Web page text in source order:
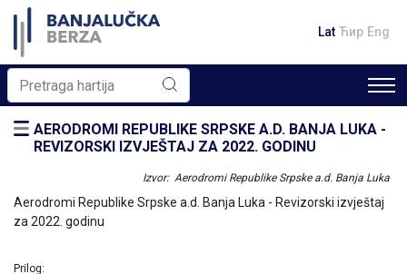
Lat Ћир Eng
AERODROMI REPUBLIKE SRPSKE A.D. BANJA LUKA -
REVIZORSKI IZVJEŠTAJ ZA 2022. GODINU
Izvor: Aerodromi Republike Srpske a.d. Banja Luka
Aerodromi Republike Srpske a.d. Banja Luka - Revizorski izvještaj
za 2022. godinu
Prilog: